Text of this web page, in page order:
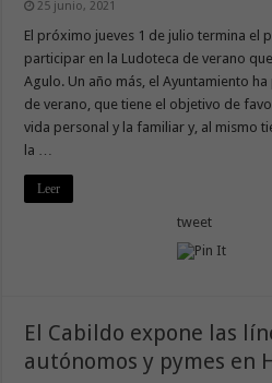
25 junio, 2021
El próximo jueves 1 de julio termina el
participar en la Ludoteca de verano
Agulo. Un año más, el Ayuntamiento
de verano, que tiene el objetivo de
vida personal y la familiar y, al mismo
la …
Leer
tweet
El Cabildo expone las
autónomos y pymes en